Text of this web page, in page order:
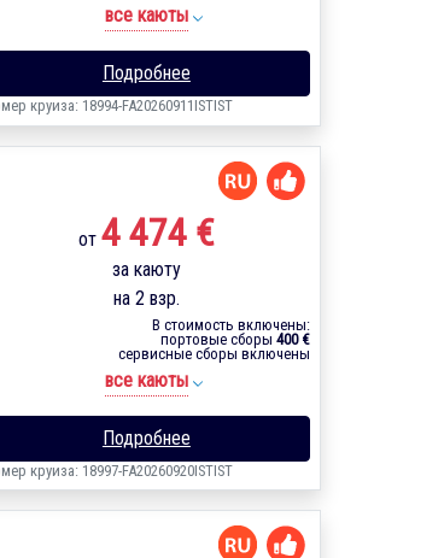
все каюты
Подробнее
круиза: 18994-FA20260911ISTIST
от 4 474 €
за каюту
на 2 взр.
В стоимость включены:
портовые сборы 400 €
сервисные сборы включены
все каюты
Подробнее
круиза: 18997-FA20260920ISTIST